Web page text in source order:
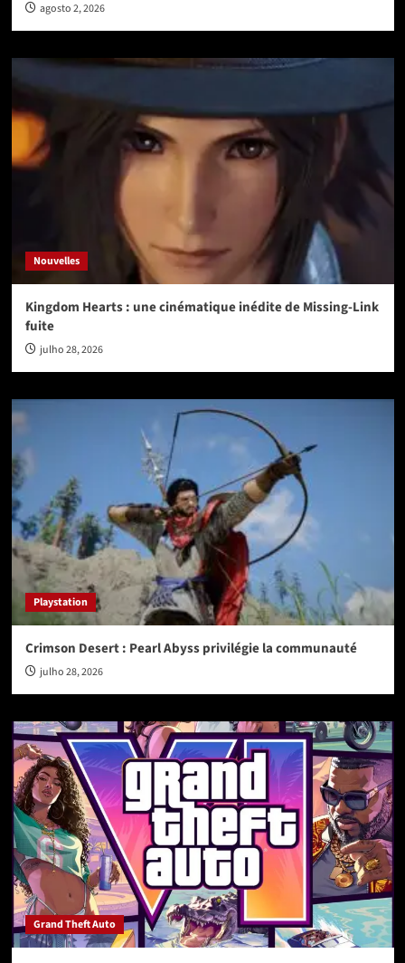
agosto 2, 2026
Nouvelles
Kingdom Hearts : une cinématique inédite de Missing-Link
fuite
julho 28, 2026
Playstation
Crimson Desert : Pearl Abyss privilégie la communauté
julho 28, 2026
Grand Theft Auto